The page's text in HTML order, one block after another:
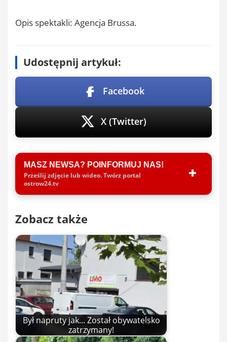
Opis spektakli: Agencja Brussa.
Udostępnij artykuł:
Facebook
X (Twitter)
MASZ NEWSA? POINFORMUJ NAS!
Prześlij zdjęcie lub wideo. Twórz portal
ostrow24.tv
Zobacz także
Był napruty jak... Został obywatelsko
zatrzymany!